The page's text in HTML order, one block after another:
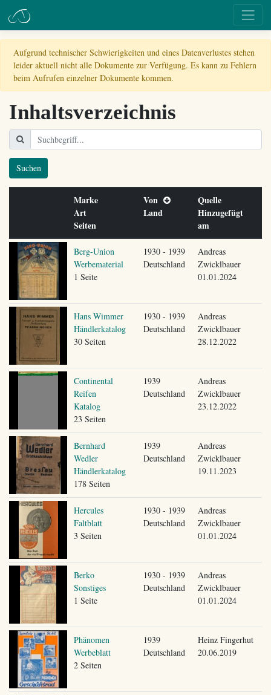
Aufgrund technischer Schwierigkeiten und eines Datenverlustes stehen
leider aktuell nicht alle Dokumente zur Verfügung. Es kann zu Fehlern
beim Aufrufen einzelner Dokumente kommen.
Inhaltsverzeichnis
Suchen
Marke
Art
Seiten
Von
Land
Quelle
Hinzugefügt
am
Berg-Union
Werbematerial
1 Seite
1930 - 1939
Deutschland
Andreas
Zwicklbauer
01.01.2024
Hans Wimmer
Händlerkatalog
30 Seiten
1930 - 1939
Deutschland
Andreas
Zwicklbauer
28.12.2022
Continental
Reifen
Katalog
23 Seiten
1939
Deutschland
Andreas
Zwicklbauer
23.12.2022
Bernhard
Wedler
Händlerkatalog
178 Seiten
1939
Deutschland
Andreas
Zwicklbauer
19.11.2023
Hercules
Faltblatt
3 Seiten
1930 - 1939
Deutschland
Andreas
Zwicklbauer
01.01.2024
Berko
Sonstiges
1 Seite
1930 - 1939
Deutschland
Andreas
Zwicklbauer
01.01.2024
Phänomen
Werbeblatt
2 Seiten
1939
Deutschland
Heinz Fingerhut
20.06.2019